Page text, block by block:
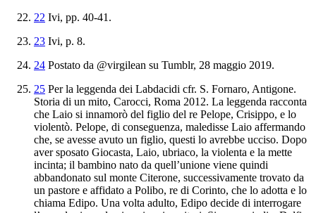
22 Ivi, pp. 40-41.
23 Ivi, p. 8.
24 Postato da @virgilean su Tumblr, 28 maggio 2019.
25 Per la leggenda dei Labdacidi cfr. S. Fornaro, Antigone.
Storia di un mito, Carocci, Roma 2012. La leggenda racconta
che Laio si innamorò del figlio del re Pelope, Crisippo, e lo
violentò. Pelope, di conseguenza, maledisse Laio affermando
che, se avesse avuto un figlio, questi lo avrebbe ucciso. Dopo
aver sposato Giocasta, Laio, ubriaco, la violenta e la mette
incinta; il bambino nato da quell’unione viene quindi
abbandonato sul monte Citerone, successivamente trovato da
un pastore e affidato a Polibo, re di Corinto, che lo adotta e lo
chiama Edipo. Una volta adulto, Edipo decide di interrogare